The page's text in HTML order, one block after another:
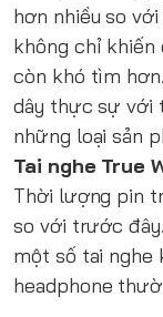
hơn nhiều so
không chỉ khiến
còn khó tìm
dây thực sự với
những loại sản
Tai nghe True
Thời lượng pin
so với trước
một số tai nghe
headphone